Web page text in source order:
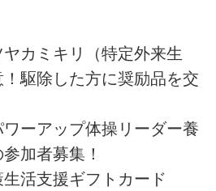
ヤカミキリ（特定外来生
駆除した方に奨励品を交
ーアップ体操リーダー養
加者募集！
活支援ギフトカード